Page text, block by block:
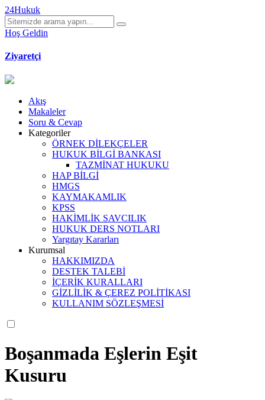
24Hukuk
Hoş Geldin
Ziyaretçi
Akış
Makaleler
Soru & Cevap
Kategoriler
ÖRNEK DİLEKÇELER
HUKUK BİLGİ BANKASI
TAZMİNAT HUKUKU
HAP BİLGİ
HMGS
KAYMAKAMLIK
KPSS
HAKİMLİK SAVCILIK
HUKUK DERS NOTLARI
Yargıtay Kararları
Kurumsal
HAKKIMIZDA
DESTEK TALEBİ
İÇERİK KURALLARI
GİZLİLİK & ÇEREZ POLİTİKASI
KULLANIM SÖZLEŞMESİ
Boşanmada Eşlerin Eşit
Kusuru